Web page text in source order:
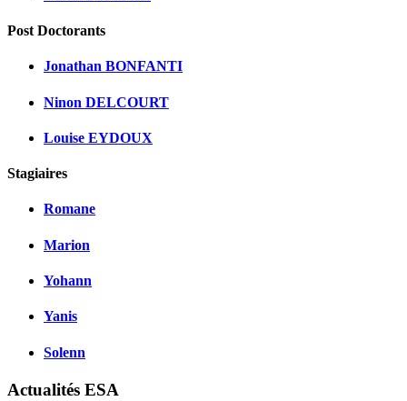
Post Doctorants
Jonathan BONFANTI
Ninon DELCOURT
Louise EYDOUX
Stagiaires
Romane
Marion
Yohann
Yanis
Solenn
Actualités ESA